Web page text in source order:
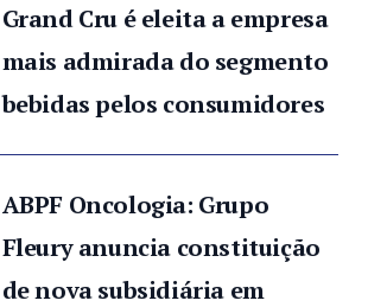
Grand Cru é eleita a empresa
mais admirada do segmento
bebidas pelos consumidores
ABPF Oncologia: Grupo
Fleury anuncia constituição
de nova subsidiária em